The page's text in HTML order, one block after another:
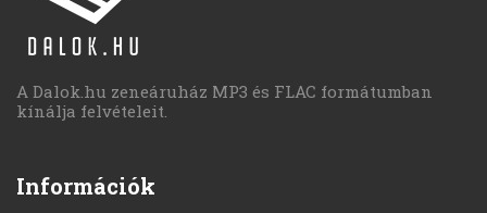
A Dalok.hu zeneáruház MP3 és FLAC formátumban
kínálja felvételeit.
Információk